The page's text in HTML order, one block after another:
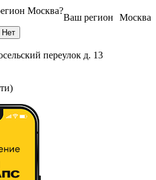
Москва
Ваш регион
Москва?
переулок д. 13